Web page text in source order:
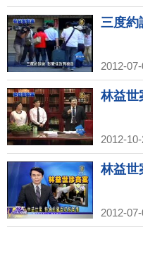
三度約
2012-
林益世
2012-
林益世
2012-